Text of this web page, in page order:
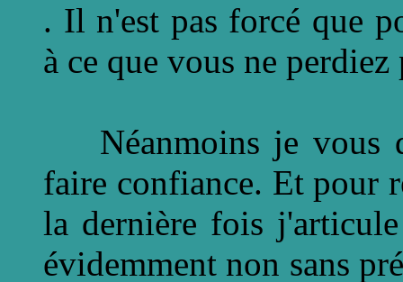
. Il n'est pas forcé que
à ce que vous ne
Néanmoins je vous
faire confiance. Et pour
la dernière fois
évidemment non sans